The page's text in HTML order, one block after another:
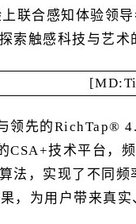
联合感知体验领
索触感科技与艺术
领先的RichTap®
技术平台，
法，实现了不同
，为用户带来真实